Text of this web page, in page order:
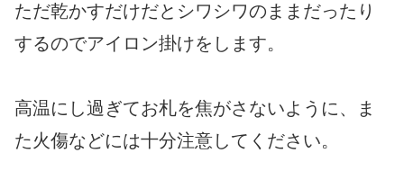
ただ乾かすだけだとシワシワのままだったり
するのでアイロン掛けをします。
高温にし過ぎてお札を焦がさないように、ま
た火傷などには十分注意してください。